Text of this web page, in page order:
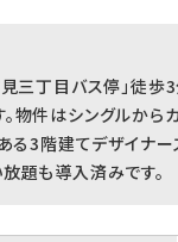
三丁目バス停」徒歩3
物件はシングルから
3階建てデザイナー
題も導入済みです。